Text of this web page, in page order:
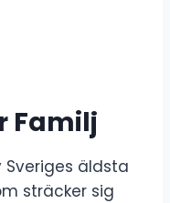
Familj
Sveriges äldsta
sträcker sig